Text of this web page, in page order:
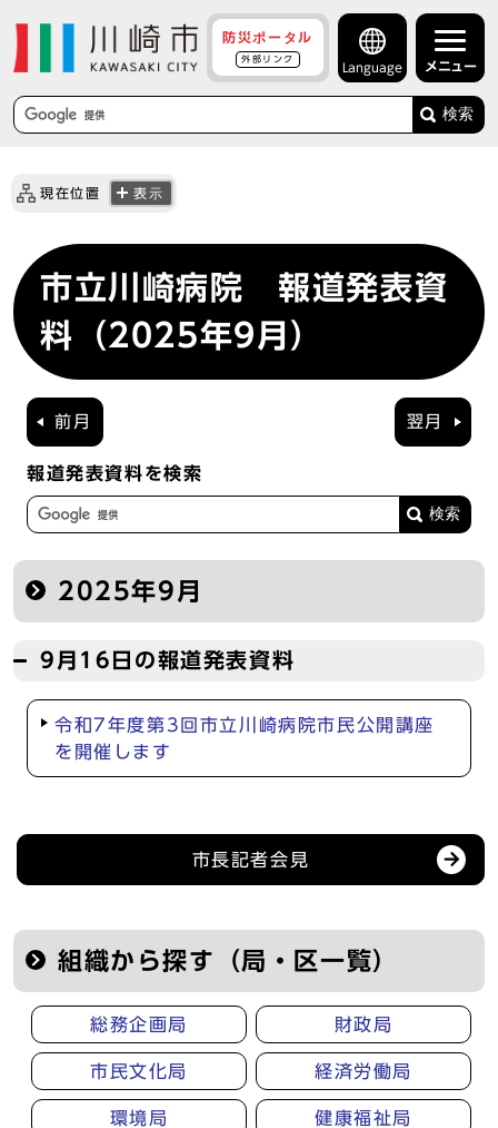
防災ポータル
外部リンク
Language メニュー
検索
現在位置 表示
市立川崎病院 報道発表資
料（2025年9月）
前月 翌月
報道発表資料を検索
2025年9月
9月16日の報道発表資料
令和7年度第3回市立川崎病院市民公開講座
を開催します
記者会見等の情報
市長記者会見
組織から探す（局・区一覧）
総務企画局 財政局
市民文化局 経済労働局
環境局 健康福祉局